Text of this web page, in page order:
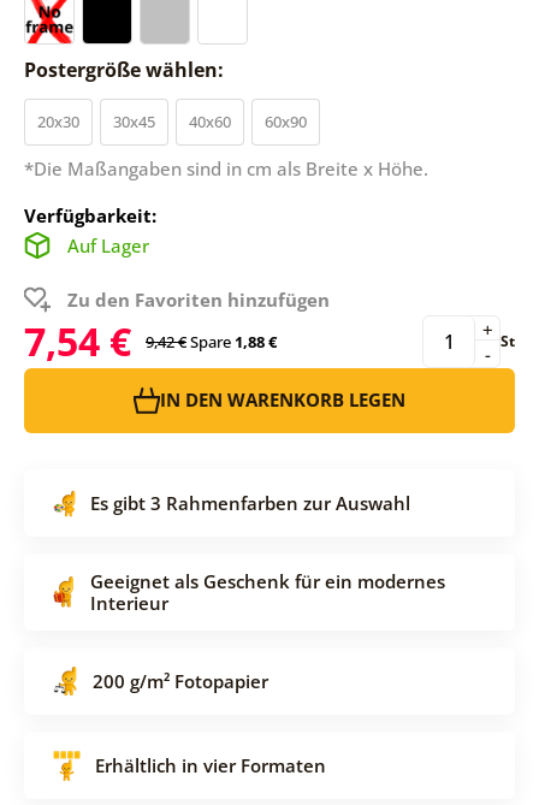
Postergröße wählen:
20x30 30x45 40x60 60x90
*Die Maßangaben sind in cm als Breite x Höhe.
Verfügbarkeit:
Auf Lager
Zu den Favoriten hinzufügen
7,54 € 9,42 €Spare1,88 € -
+ St
IN DEN WARENKORB LEGEN
Es gibt 3 Rahmenfarben zur Auswahl
Geeignet als Geschenk für ein modernes
Interieur
200 g/m² Fotopapier
Erhältlich in vier Formaten